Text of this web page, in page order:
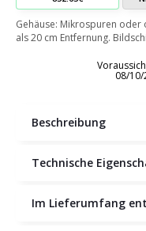
Gehäuse: Mikrospuren
als 20 cm Entfernung.
08/
Beschreibung
Technische
Im Lieferumfang